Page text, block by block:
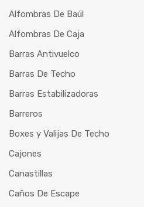
Alfombras De Baúl
Alfombras De Caja
Barras Antivuelco
Barras De Techo
Barras Estabilizadoras
Barreros
Boxes y Valijas De Techo
Cajones
Canastillas
Caños De Escape